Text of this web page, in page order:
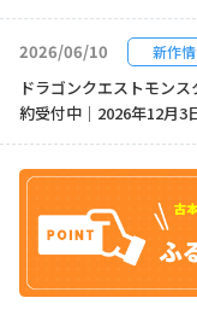
2026/06/10 新作
ドラゴンクエストモン
約受付中｜2026年12月3